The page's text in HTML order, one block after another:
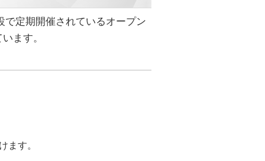
で定期開催されているオープン
ます。
ます。